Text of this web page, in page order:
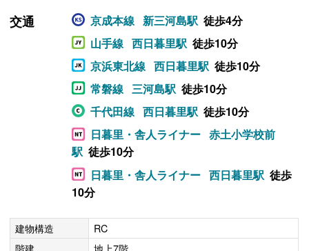
交通
京成本線 新三河島駅 徒歩4分
山手線 西日暮里駅 徒歩10分
京浜東北線 西日暮里駅 徒歩10分
常磐線 三河島駅 徒歩10分
千代田線 西日暮里駅 徒歩10分
日暮里・舎人ライナー 赤土小学校前
駅 徒歩10分
日暮里・舎人ライナー 西日暮里駅 徒歩
10分
建物構造
RC